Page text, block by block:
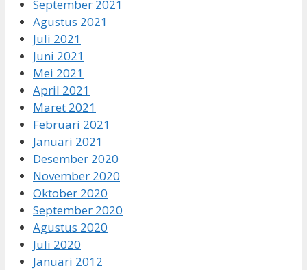
September 2021
Agustus 2021
Juli 2021
Juni 2021
Mei 2021
April 2021
Maret 2021
Februari 2021
Januari 2021
Desember 2020
November 2020
Oktober 2020
September 2020
Agustus 2020
Juli 2020
Januari 2012